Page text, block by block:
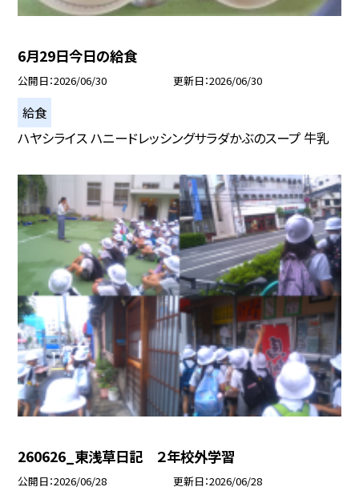
6月29日今日の給食
公開日 2026/06/30 更新日 2026/06/30
給食
ハヤシライス ハニードレッシングサラダかぶのスープ 牛乳
260626_東浅草日記 ２年校外学習
公開日 2026/06/28 更新日 2026/06/28